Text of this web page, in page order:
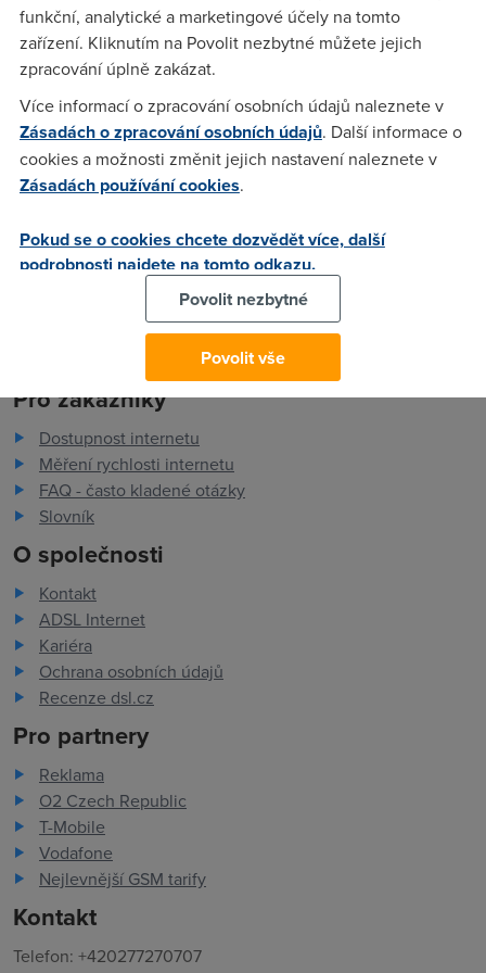
Rozbočuje na 2 nezávislé telefonní linky (analogové
zařízení) + modem linku (celkem 4 tel. čísla nastavitelná
pomocí softwaru na cd přes PC). Plně funkční. Kontakt:
TomM(27.8.2005 23:22:53)
záruka ....
Pro zákazníky
Dostupnost internetu
Měření rychlosti internetu
FAQ - často kladené otázky
Slovník
O společnosti
Kontakt
ADSL Internet
Kariéra
Ochrana osobních údajů
Recenze dsl.cz
Pro partnery
Reklama
O2 Czech Republic
T-Mobile
Vodafone
Nejlevnější GSM tarify
Kontakt
Telefon: +420277270707
funkční, analytické a marketingové účely na tomto
zařízení. Kliknutím na Povolit nezbytné můžete jejich
zpracování úplně zakázat.
Více informací o zpracování osobních údajů naleznete v
Zásadách o zpracování osobních údajů. Další informace o
cookies a možnosti změnit jejich nastavení naleznete v
Zásadách používání cookies.
Pokud se o cookies chcete dozvědět více, další
podrobnosti najdete na tomto odkazu.
Povolit nezbytné
Povolit vše